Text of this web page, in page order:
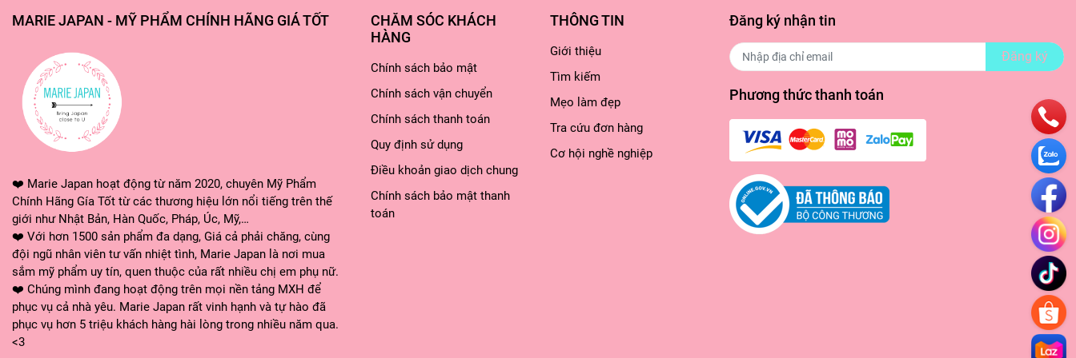
THÀNH PHẦN
Nước tẩy trang Garnier
có thành phần chiết xuất từ thiên nhiên, an toàn và lành tính với da. Nhìn chung
các phân loại của nước tẩy trang Garnier đều có Micellar water, Glycerin, Glycol, Hexylene và Disodium
Cocoamphodiaceate. Tùy vào từng phân loại mà các thành phần sẽ được điều chỉnh cho phù hợp với
từng loại da.
PHÂN LOẠI VÀ CÔNG DỤNG
Hiện tại, nước tẩy trang Garniercó 6 phân loại sau đây ddanng được bán tại Marie Japan.
1. Nước Tẩy Trang Garnier Micellar Oil Infused Cleansing Water (Màu vàng có
thêm lớp dầu)
Loại da phù hợp
MARIE JAPAN - MỸ PHẨM CHÍNH HÃNG GIÁ TỐT
❤️ Marie Japan hoạt động từ năm 2020, chuyên Mỹ Phẩm
Chính Hãng Gía Tốt từ các thương hiệu lớn nổi tiếng trên thế
giới như Nhật Bản, Hàn Quốc, Pháp, Úc, Mỹ,…
❤️ Với hơn 1500 sản phẩm đa dạng, Giá cả phải chăng, cùng
đội ngũ nhân viên tư vấn nhiệt tình, Marie Japan là nơi mua
sắm mỹ phẩm uy tín, quen thuộc của rất nhiều chị em phụ nữ.
❤️ Chúng mình đang hoạt động trên mọi nền tảng MXH để
phục vụ cả nhà yêu. Marie Japan rất vinh hạnh và tự hào đã
phục vụ hơn 5 triệu khách hàng hài lòng trong nhiều năm qua.
<3
CHĂM SÓC KHÁCH
HÀNG
Chính sách bảo mật
Chính sách vận chuyển
Chính sách thanh toán
Quy định sử dụng
Điều khoản giao dịch chung
Chính sách bảo mật thanh
toán
THÔNG TIN
Giới thiệu
Tìm kiếm
Mẹo làm đẹp
Tra cứu đơn hàng
Cơ hội nghề nghiệp
Đăng ký nhận tin
Đăng ký
Phương thức thanh toán